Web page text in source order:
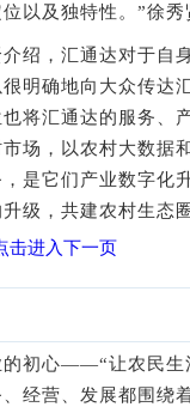
以及独特性。”徐秀
，汇通达对于自
明确地向大众传达
将汇通达的服务、
场，以农村大数据
是它们产业数字化
级，共建农村生态圈
初心——“让农民生
经营、发展都围绕